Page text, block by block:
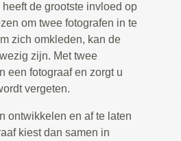
de grootste invloed op
om twee fotografen in te
zich omkleden, kan de
zijn. Met twee
een fotograaf en zorgt u
vergeten.
ontwikkelen en af te laten
kiest dan samen in